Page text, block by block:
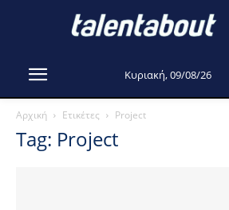
Κυριακή, 09/08/26
Αρχική Ετικέτες Project
Tag: Project